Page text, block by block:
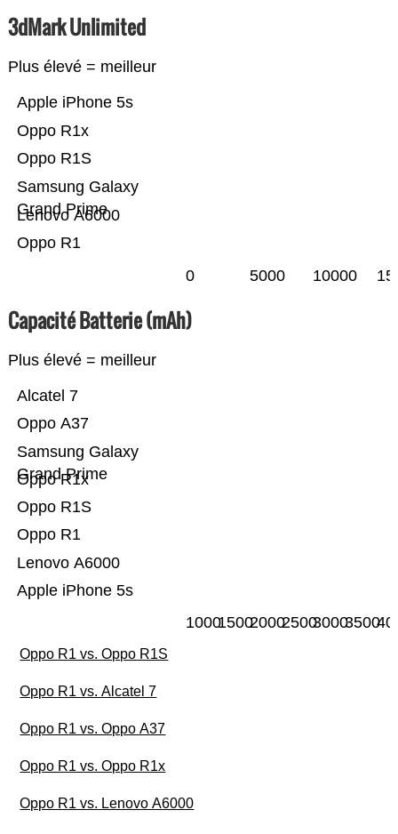
3dMark Unlimited
Plus élevé = meilleur
Oppo R1
Lenovo A6000
Samsung Galaxy
Grand Prime
Oppo R1S
Oppo R1x
Apple iPhone 5s
0 5000 10000
Capacité Batterie (mAh)
Plus élevé = meilleur
Apple iPhone 5s
Lenovo A6000
Oppo R1
Oppo R1S
Oppo R1x
Samsung Galaxy
Grand Prime
Oppo A37
Alcatel 7
100015002000250030003500
Oppo R1 vs. Oppo R1S
Oppo R1 vs. Alcatel 7
Oppo R1 vs. Oppo A37
Oppo R1 vs. Oppo R1x
Oppo R1 vs. Lenovo A6000